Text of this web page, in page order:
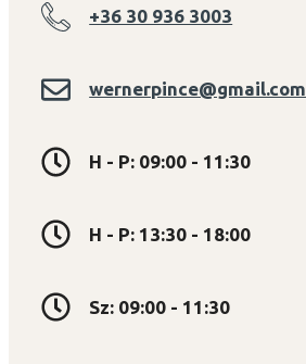
+36 30 936 3003
wernerpince@gmail.com
H - P: 09:00 - 11:30
H - P: 13:30 - 18:00
Sz: 09:00 - 11:30